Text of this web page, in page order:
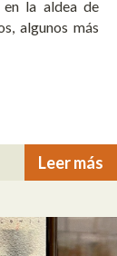
la aldea de
algunos más
Leer más